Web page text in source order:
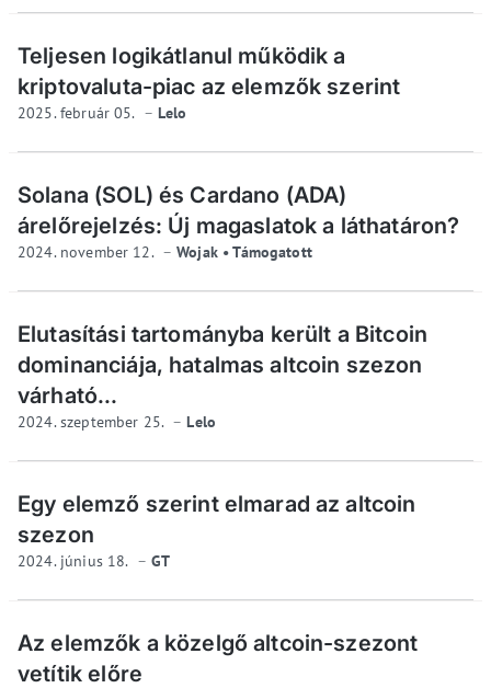
Teljesen logikátlanul működik a
kriptovaluta-piac az elemzők szerint
2025. február 05. Lelo
Solana (SOL) és Cardano (ADA)
árelőrejelzés: Új magaslatok a láthatáron?
2024. november 12. Wojak • Támogatott
Elutasítási tartományba került a Bitcoin
dominanciája, hatalmas altcoin szezon
várható...
2024. szeptember 25. Lelo
Egy elemző szerint elmarad az altcoin
szezon
2024. június 18. GT
Az elemzők a közelgő altcoin-szezont
vetítik előre